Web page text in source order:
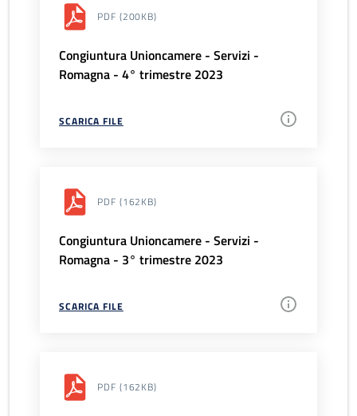
PDF (200KB)
Congiuntura Unioncamere - Servizi -
Romagna - 4° trimestre 2023
SCARICA FILE
PDF (162KB)
Congiuntura Unioncamere - Servizi -
Romagna - 3° trimestre 2023
SCARICA FILE
PDF (162KB)